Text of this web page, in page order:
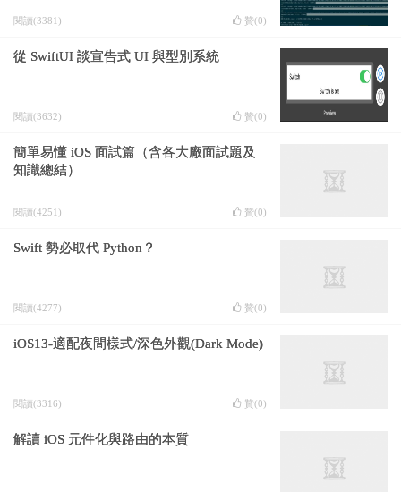
閱讀(3381) 贊(0)
從 SwiftUI 談宣告式 UI 與型別系統
閱讀(3632) 贊(0)
簡單易懂 iOS 面試篇（含各大廠面試題及
知識總結）
閱讀(4251) 贊(0)
Swift 勢必取代 Python？
閱讀(4277) 贊(0)
iOS13-適配夜間樣式/深色外觀(Dark Mode)
閱讀(3316) 贊(0)
解讀 iOS 元件化與路由的本質